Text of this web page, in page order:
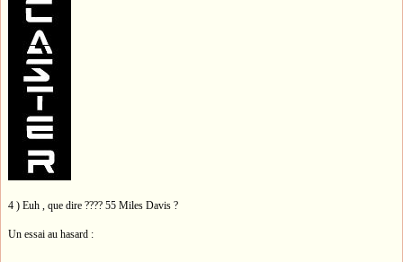
4 ) Euh , que dire ???? 55 Miles Davis ?
Un essai au hasard :